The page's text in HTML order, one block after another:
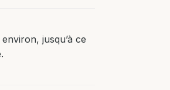
jusqu’à ce